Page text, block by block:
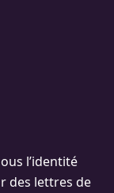
l’identité
des lettres de